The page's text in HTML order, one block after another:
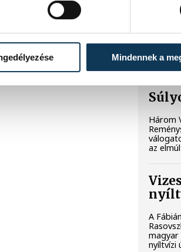
Mindennek a
Három
az
A
nyíltvízi